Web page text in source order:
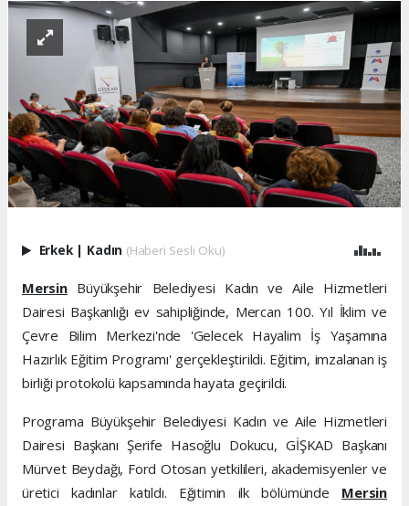
Erkek | Kadın (Haberi Sesli Oku)
MersinBüyükşehir Belediyesi Kadın ve Aile Hizmetleri
Dairesi Başkanlığı ev sahipliğinde, Mercan 100. Yıl İklim ve
Çevre Bilim Merkezi'nde 'Gelecek Hayalim İş Yaşamına
Hazırlık Eğitim Programı' gerçekleştirildi. Eğitim, imzalanan iş
birliği protokolü kapsamında hayata geçirildi.
Programa Büyükşehir Belediyesi Kadın ve Aile Hizmetleri
Dairesi Başkanı Şerife Hasoğlu Dokucu, GİŞKAD Başkanı
Mürvet Beydağı, Ford Otosan yetkilileri, akademisyenler ve
üretici kadınlar katıldı. Eğitimin ilk bölümünde Mersin